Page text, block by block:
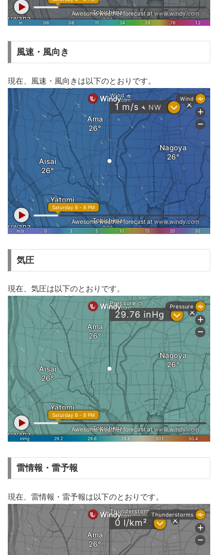
風速・風向き
現在、風速・風向きは以下のとおりです。
気圧
現在、気圧は以下のとおりです。
雷情報・雷予報
現在、雷情報・雷予報は以下のとおりです。